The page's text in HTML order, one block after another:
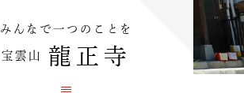
みんなで一つのことを
宝雲山 龍正寺